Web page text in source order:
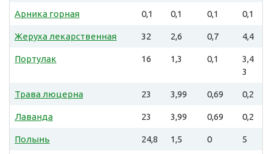
Арника горная 0,1 0,1 0,1 0,1
Жеруха лекарственная 32 2,6 0,7 4,4
Портулак 16 1,3 0,1
3,4
3
Трава люцерна 23 3,99 0,69 0,2
Лаванда 23 3,99 0,69 0,2
Полынь 24,8 1,5 0 5